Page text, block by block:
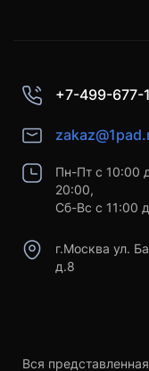
+7-499-677-
Пн-Пт с 10:00
20:00,
Сб-Вс с 11:00
г.Москва ул.
д.8
Вся